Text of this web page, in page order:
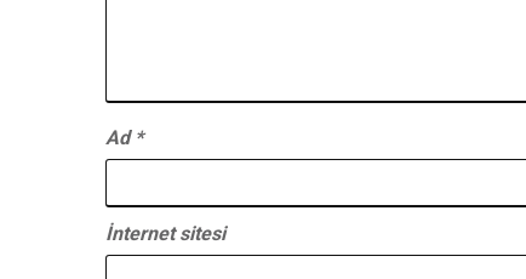
Ad *
İnternet sitesi